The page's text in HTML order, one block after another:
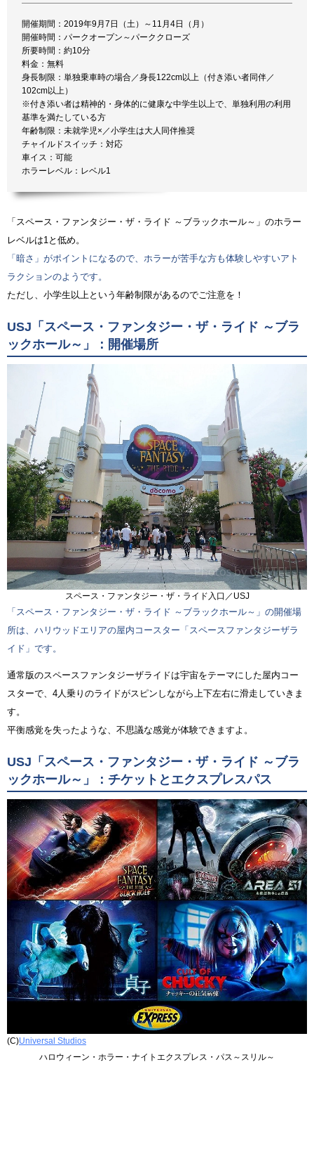
開催期間：2019年9月7日（土）～11月4日（月）
開催時間：パークオープン～パーククローズ
所要時間：約10分
料金：無料
身長制限：単独乗車時の場合／身長122cm以上（付き添い者同伴／
102cm以上）
※付き添い者は精神的・身体的に健康な中学生以上で、単独利用の利用
基準を満たしている方
年齢制限：未就学児×／小学生は大人同伴推奨
チャイルドスイッチ：対応
車イス：可能
ホラーレベル：レベル1
「スペース・ファンタジー・ザ・ライド ～ブラックホール～」のホラー
レベルは1と低め。
「暗さ」がポイントになるので、ホラーが苦手な方も体験しやすいアト
ラクションのようです。
ただし、小学生以上という年齢制限があるのでご注意を！
USJ「スペース・ファンタジー・ザ・ライド ～ブラ
ックホール～」：開催場所
スペース・ファンタジー・ザ・ライド入口／USJ
「スペース・ファンタジー・ザ・ライド ～ブラックホール～」の開催場
所は、ハリウッドエリアの屋内コースター「スペースファンタジーザラ
イド」です。
通常版のスペースファンタジーザライドは宇宙をテーマにした屋内コー
スターで、4人乗りのライドがスピンしながら上下左右に滑走していきま
す。
平衡感覚を失ったような、不思議な感覚が体験できますよ。
USJ「スペース・ファンタジー・ザ・ライド ～ブラ
ックホール～」：チケットとエクスプレスパス
(C)Universal Studios
ハロウィーン・ホラー・ナイトエクスプレス・パス～スリル～